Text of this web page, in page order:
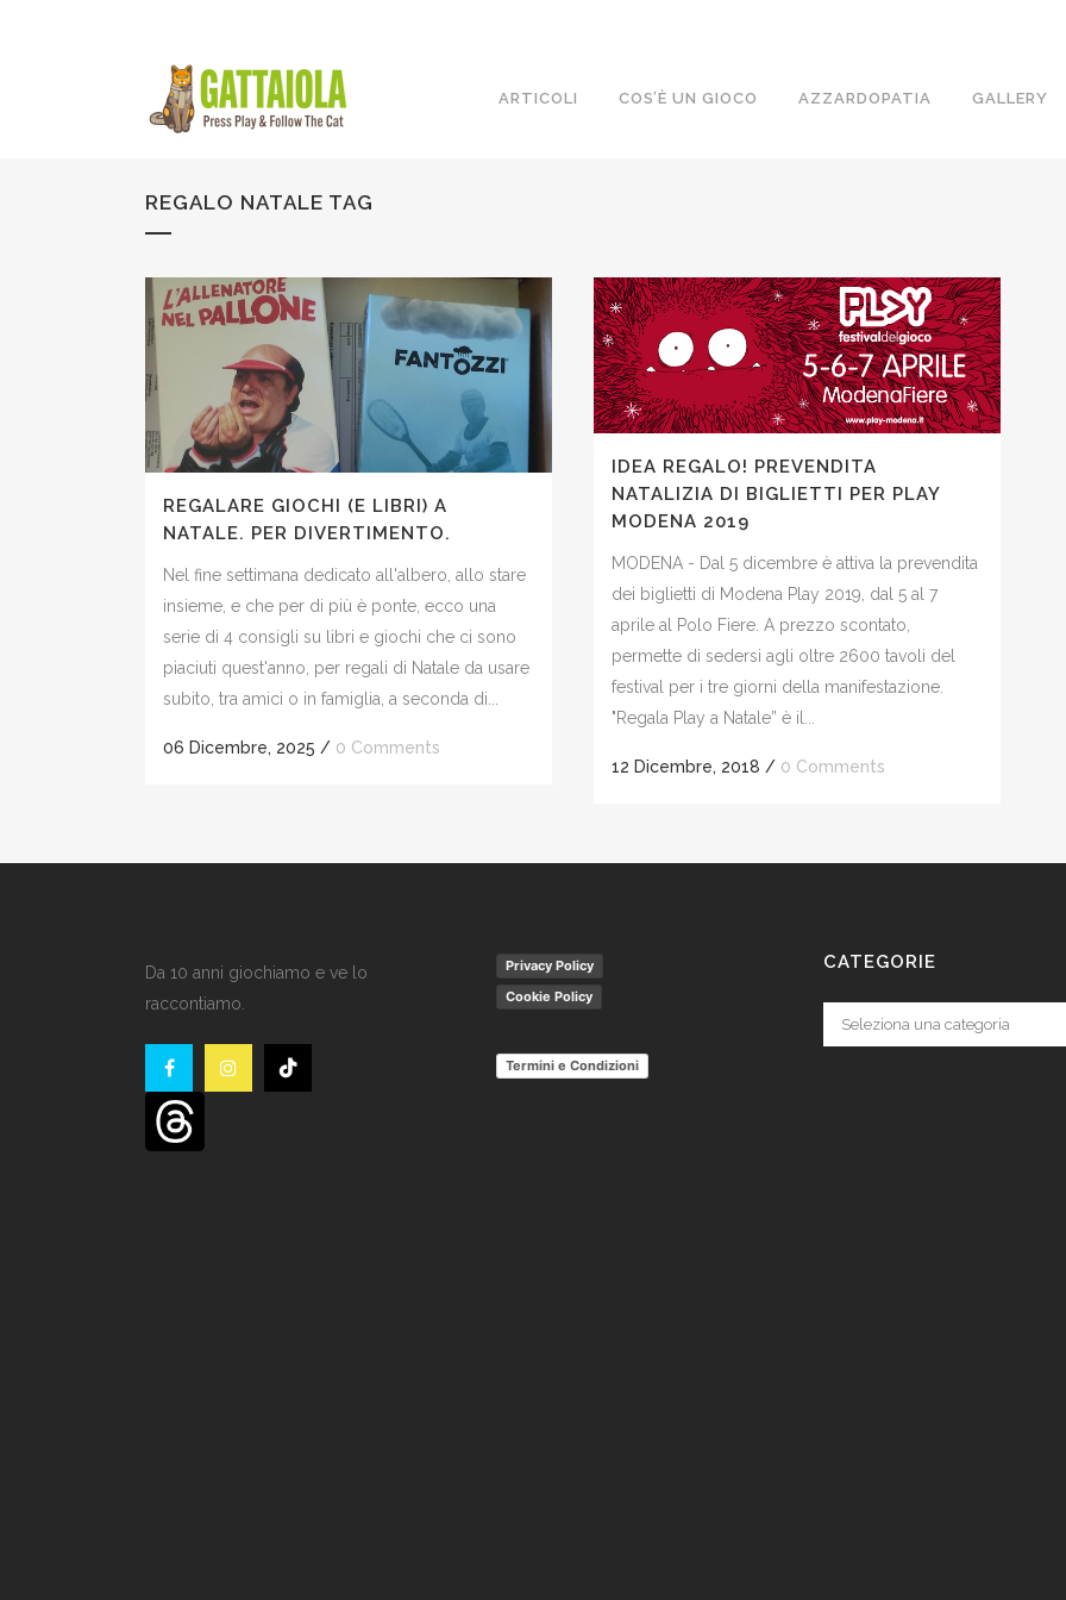
ARTICOLI COS’È UN GIOCO AZZARDOPATIA GALLERY
REGALO NATALE TAG
REGALARE GIOCHI (E LIBRI) A
NATALE. PER DIVERTIMENTO.
Nel fine settimana dedicato all'albero, allo stare
insieme, e che per di più è ponte, ecco una
serie di 4 consigli su libri e giochi che ci sono
piaciuti quest'anno, per regali di Natale da usare
subito, tra amici o in famiglia, a seconda di...
06 Dicembre, 2025 / 0 Comments
IDEA REGALO! PREVENDITA
NATALIZIA DI BIGLIETTI PER PLAY
MODENA 2019
MODENA - Dal 5 dicembre è attiva la prevendita
dei biglietti di Modena Play 2019, dal 5 al 7
aprile al Polo Fiere. A prezzo scontato,
permette di sedersi agli oltre 2600 tavoli del
festival per i tre giorni della manifestazione.
"Regala Play a Natale” è il...
12 Dicembre, 2018 / 0 Comments
Da 10 anni giochiamo e ve lo
raccontiamo.
Privacy Policy
Cookie Policy
Termini e Condizioni
CATEGORIE
Categorie